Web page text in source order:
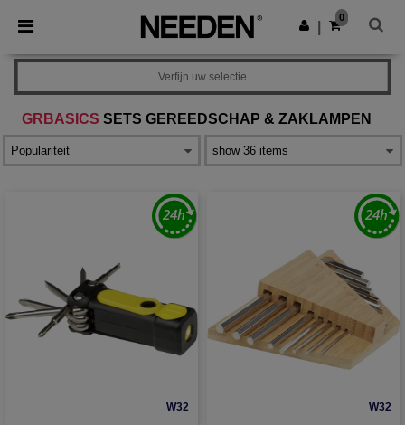
× Needen-app
Betere prijzen in de app!
Download app
0
GRBASICS SETS GEREEDSCHAP & ZAKLAMPEN
Verfijn uw selectie
W32 W32